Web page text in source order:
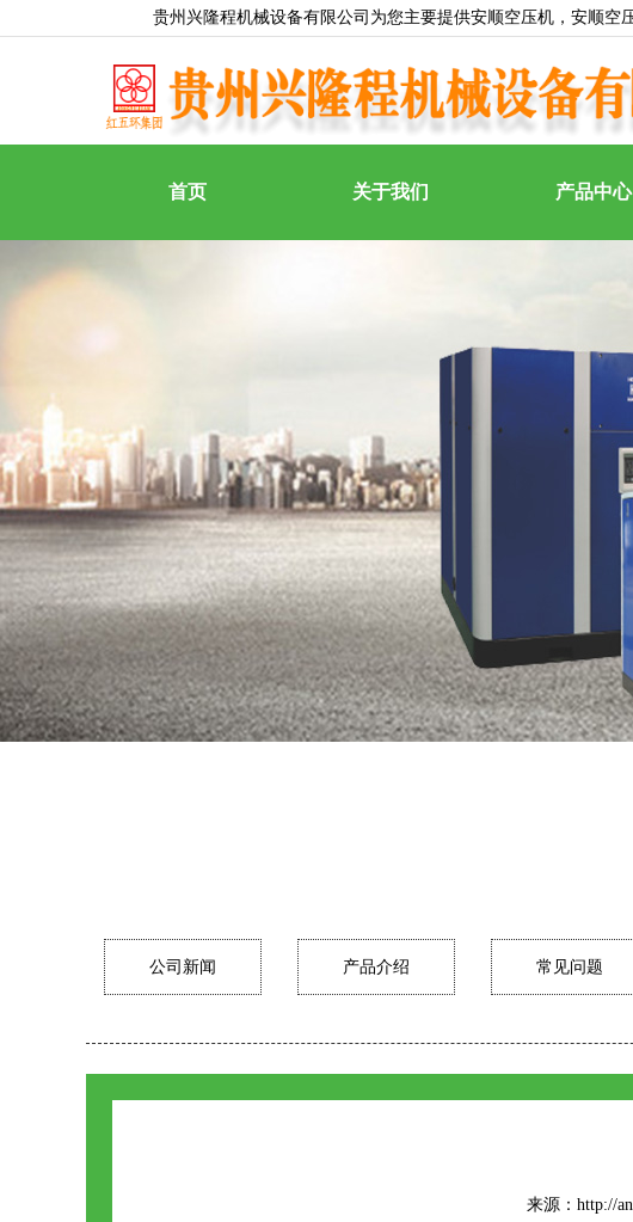
贵州兴隆程机械设备有限公司为您主要提供安顺空压机 ，安顺空
首页 关于我们 产品中心
公司新闻 产品介绍 常见问题
来源：http://